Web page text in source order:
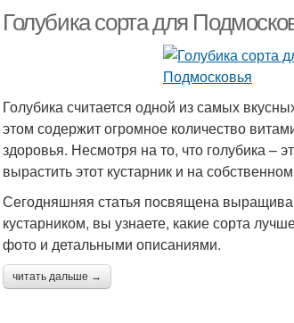
Голубика сорта для
Голубика считается одной из самых
этом содержит огромное количество
здоровья. Несмотря на то, что голубика –
вырастить этот кустарник и на
Сегодняшняя статья посвящена
кустарником, вы узнаете, какие сорта
фото и детальными описаниями.
читать дальше →